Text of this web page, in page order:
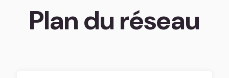
Plan du réseau